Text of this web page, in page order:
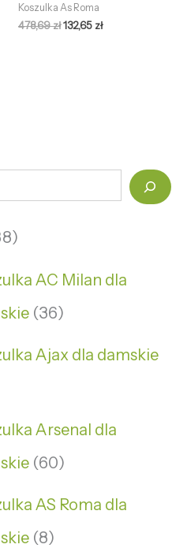
AC Milan dla
36
Ajax dla damskie
Arsenal dla
60
AS Roma dla
8
Koszulka As Roma
478,69zł132,65 zł